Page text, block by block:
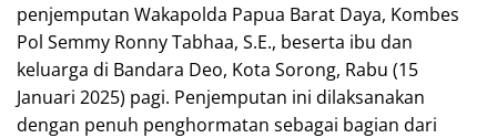
penjemputan Wakapolda Papua Barat Daya, Kombes
Pol Semmy Ronny Tabhaa, S.E., beserta ibu dan
keluarga di Bandara Deo, Kota Sorong, Rabu (15
Januari 2025) pagi. Penjemputan ini dilaksanakan
dengan penuh penghormatan sebagai bagian dari